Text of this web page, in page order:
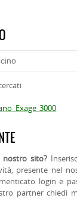
Exage 3000
nostro sito?
presente nel
login e
partner chiedi